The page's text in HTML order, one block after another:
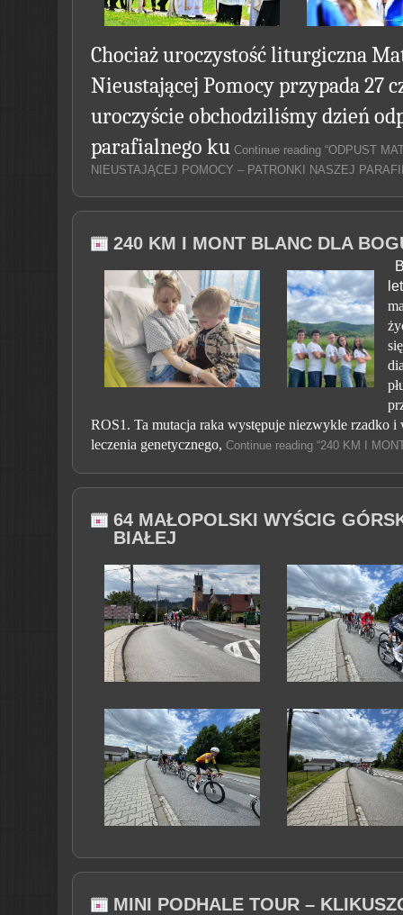
Chociaż uroczystość liturgiczna
Nieustającej Pomocy przypada 27
uroczyście obchodziliśmy dzień
parafialnego ku Continue reading “ODPUST
NIEUSTAJĄCEJ POMOCY – PATRONKI NASZEJ
240 KM I MONT BLANC DLA
ROS1. Ta mutacja raka występuje niezwykle rzadko i
leczenia genetycznego, Continue reading “240 KM I
64 MAŁOPOLSKI WYŚCIG
BIAŁEJ
MINI PODHALE TOUR –